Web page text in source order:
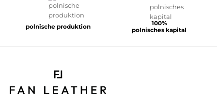
polnische produktion
100%
polnisches kapital